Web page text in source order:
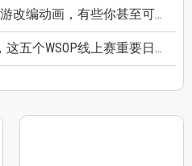
有些你甚至可能不知道它原作是黄游
WSOP线上赛重要日期千万别错过